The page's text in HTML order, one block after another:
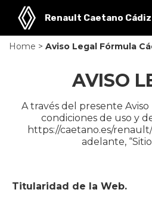
Renault Caetano Cádiz
Caetano
Comprar un
Gama de
Gama
Home > Aviso Legal Fórmula
AVISO
A través del presente
condiciones de uso y
https://caetano.es/
adelante,
Titularidad de la Web.